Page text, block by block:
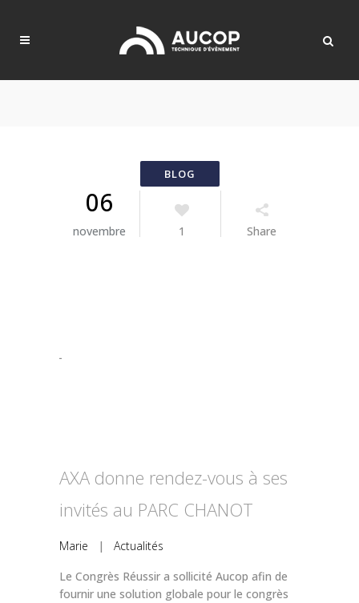
06
novembre 1 Share
AXA donne rendez-vous à ses
invités au PARC CHANOT
Marie | Actualités
Le Congrès Réussir a sollicité Aucop afin de
fournir une solution globale pour le congrès